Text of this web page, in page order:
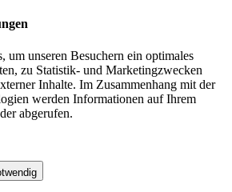
um unseren Besuchern ein optimales
zu Statistik- und Marketingzwecken
Inhalte. Im Zusammenhang mit der
werden Informationen auf Ihrem
abgerufen.